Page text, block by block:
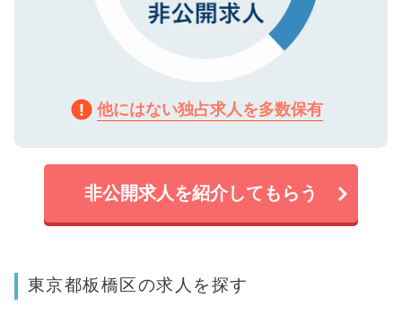
他にはない独占求人を多数保有
非公開求人を紹介してもらう
東京都板橋区の求人を探す